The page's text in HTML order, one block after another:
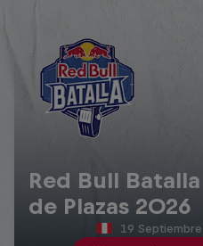
Red Bull
de Plazas 2026
19